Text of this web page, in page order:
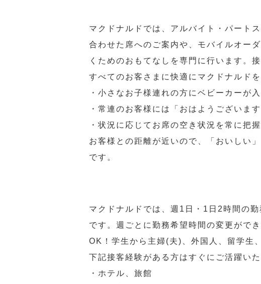
マクドナルドでは、アルバイト・パート
合わせた席へのご案内や、モバイルオー
くためのおもてなしを専門に行います。
すべてのお客さまに快適にマクドナルド
・小さなお子様連れの方にベビーカーが
・常連のお客様には「おはようございま
・状況に応じてお席の空き状況を常に
お客様との距離が近いので、「おいしい
です。
マクドナルドでは、週1日・1日2時間の
です。週ごとに勤務希望時間の変更がで
OK！学生から主婦(夫)、外国人、留学生
下記接客経験がある方はすぐにご活躍いた
・ホテル、旅館